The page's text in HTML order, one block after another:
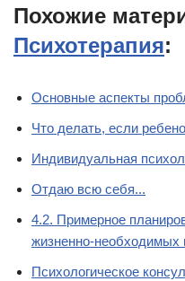
Похожие
Психотерапия:
Основные аспекты
Что делать, если
Индивидуальная
Отдаю всю себя...
4.2. Примерное
жизненно-необходимых
Психологическое